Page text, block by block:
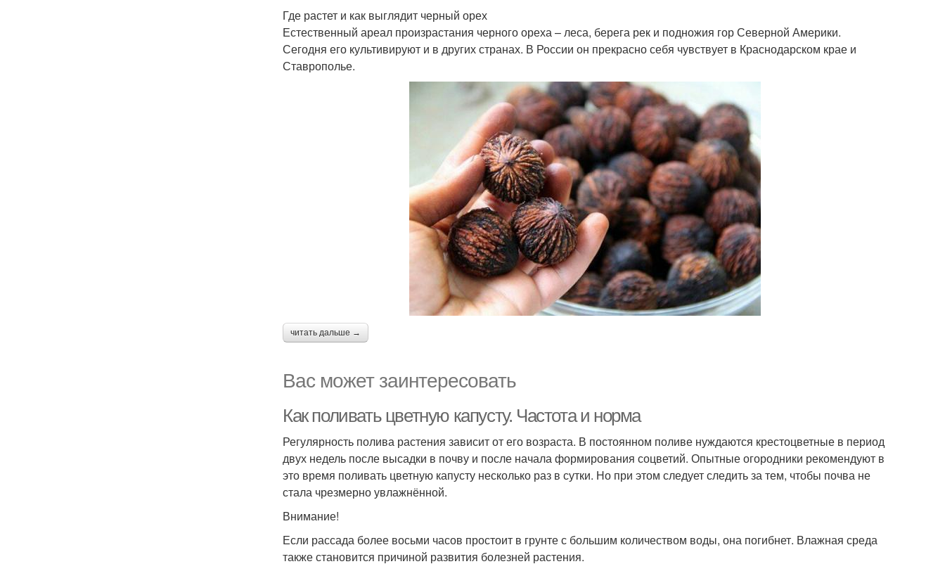
Где растет и как выглядит черный орех
Естественный ареал произрастания черного ореха – леса, берега рек и подножия гор Северной Америки.
Сегодня его культивируют и в других странах. В России он прекрасно себя чувствует в Краснодарском крае и
Ставрополье.
читать дальше →
Вас может заинтересовать
Как поливать цветную капусту. Частота и норма
Регулярность полива растения зависит от его возраста. В постоянном поливе нуждаются крестоцветные в период
двух недель после высадки в почву и после начала формирования соцветий. Опытные огородники рекомендуют в
это время поливать цветную капусту несколько раз в сутки. Но при этом следует следить за тем, чтобы почва не
стала чрезмерно увлажнённой.
Внимание!
Если рассада более восьми часов простоит в грунте с большим количеством воды, она погибнет. Влажная среда
также становится причиной развития болезней растения.